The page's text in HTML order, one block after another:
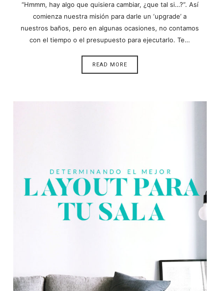
“Hmmm, hay algo que quisiera cambiar, ¿que tal si…?”. Así
comienza nuestra misión para darle un ‘upgrade’ a
nuestros baños, pero en algunas ocasiones, no contamos
con el tiempo o el presupuesto para ejecutarlo. Te…
READ MORE